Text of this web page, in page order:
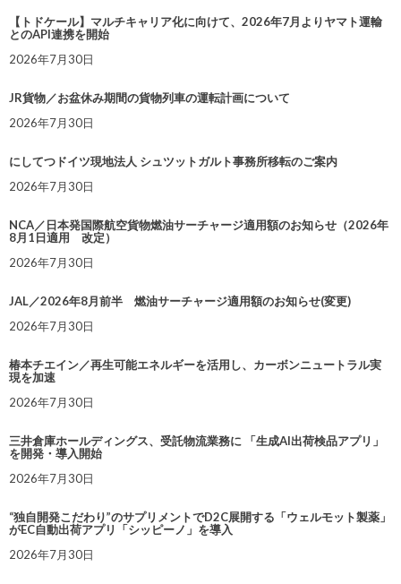
【トドケール】マルチキャリア化に向けて、2026年7月よりヤマト運輸
とのAPI連携を開始
2026年7月30日
JR貨物／お盆休み期間の貨物列車の運転計画について
2026年7月30日
にしてつドイツ現地法人 シュツットガルト事務所移転のご案内
2026年7月30日
NCA／日本発国際航空貨物燃油サーチャージ適用額のお知らせ（2026年
8月1日適用 改定）
2026年7月30日
JAL／2026年8月前半 燃油サーチャージ適用額のお知らせ(変更)
2026年7月30日
椿本チエイン／再生可能エネルギーを活用し、カーボンニュートラル実
現を加速
2026年7月30日
三井倉庫ホールディングス、受託物流業務に 「生成AI出荷検品アプリ」
を開発・導入開始
2026年7月30日
“独自開発こだわり”のサプリメントでD2C展開する「ウェルモット製薬」
がEC自動出荷アプリ「シッピーノ」を導入
2026年7月30日